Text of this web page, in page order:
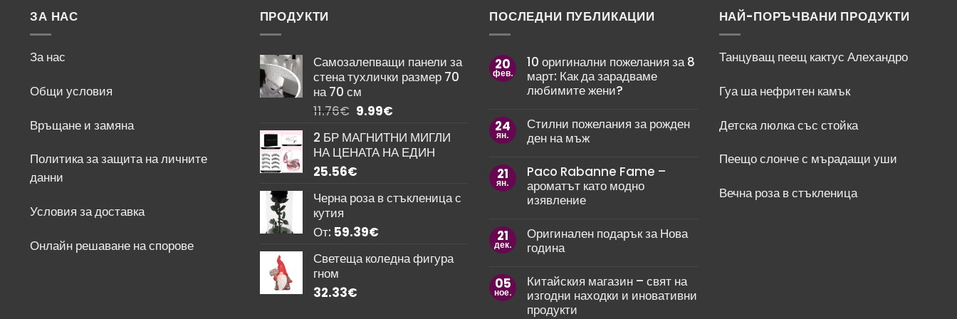
ЗА НАС
За нас
Общи условия
Връщане и замяна
Политика за защита на личните
данни
Условия за доставка
Онлайн решаване на спорове
ПРОДУКТИ
Самозалепващи панели за
стена тухлички размер 70
на 70 см
11.76€ Original
was:
11.76€.
9.99€Текущата
е:
9.99€.
2 БР МАГНИТНИ МИГЛИ
НА ЦЕНАТА НА ЕДИН
25.56€
Черна роза в стъкленица с
кутия
От: 59.39€
Светеща коледна фигура
гном
32.33€
ПОСЛЕДНИ ПУБЛИКАЦИИ
20
фев.
10 оригинални пожелания за 8
март: Как да зарадваме
любимите жени?
за
10
оригинални
за
8
март:
Как
да
жени?
24
ян.
Стилни пожелания за рожден
ден на мъж
за
Стилни
пожелания
за
на
мъж
21
ян.
Paco Rabanne Fame –
ароматът като модно
изявление
за
Paco
Rabanne
–
ароматът
като
модно
изявление
21
дек.
Оригинален подарък за Нова
година
за
Оригинален
подарък
за
05
ное.
Китайския магазин – свят на
изгодни находки и иновативни
продукти
НАЙ-ПОРЪЧВАНИ ПРОДУКТИ
Танцуващ пеещ кактус Алехандро
Гуа ша нефритен камък
Детска люлка със стойка
Пеещо слонче с мърадащи уши
Вечна роза в стъкленица